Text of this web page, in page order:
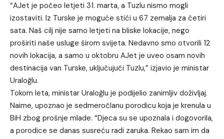
“AJet je počeo letjeti 31. marta, a Tuzlu nismo mogli
izostaviti. Iz Turske je moguće stići u 67 zemalja za četiri
sata. Naš cilj nije samo letjeti na bliske lokacije, nego
proširiti naše usluge širom svijeta. Nedavno smo otvorili 12
novih lokacija, a samo u oktobru AJet je uveo osam novih
destinacija van Turske, uključujući Tuzlu,” izjavio je ministar
Uraloğlu.
Tokom leta, ministar Uraloğlu je podijelio zanimljiv doživljaj.
Naime, upoznao je sedmeročlanu porodicu koja je krenula u
BiH zbog prošnje mlade. “Djeca su se upoznala i dogovorila,
a porodice se danas susreću radi zaruka. Rekao sam im da